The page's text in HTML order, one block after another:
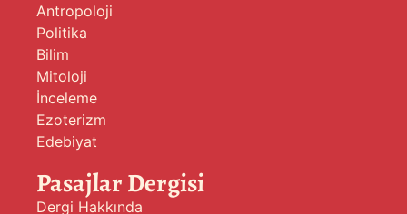
Antropoloji
Politika
Bilim
Mitoloji
İnceleme
Ezoterizm
Edebiyat
Pasajlar Dergisi
Dergi Hakkında